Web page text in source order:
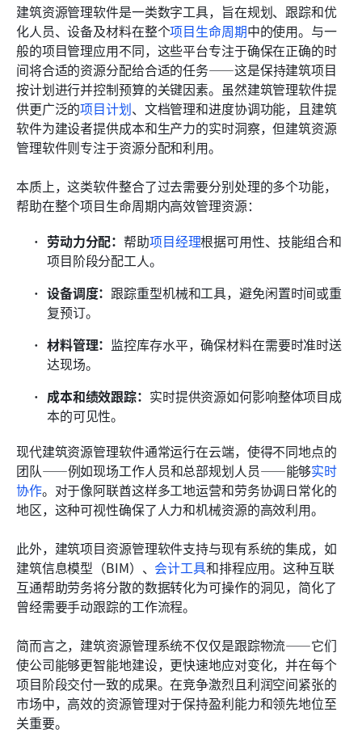
建筑资源管理软件是一类数字工具，旨在规划、跟踪和优
化人员、设备及材料在整个项目生命周期中的使用。与一
般的项目管理应用不同，这些平台专注于确保在正确的时
间将合适的资源分配给合适的任务——这是保持建筑项目
按计划进行并控制预算的关键因素。虽然建筑管理软件提
供更广泛的项目计划、文档管理和进度协调功能，且建筑
软件为建设者提供成本和生产力的实时洞察，但建筑资源
管理软件则专注于资源分配和利用。
本质上，这类软件整合了过去需要分别处理的多个功能，
帮助在整个项目生命周期内高效管理资源：
劳动力分配：帮助项目经理根据可用性、技能组合和
项目阶段分配工人。
设备调度：跟踪重型机械和工具，避免闲置时间或重
复预订。
材料管理： 监控库存水平，确保材料在需要时准时送
达现场。
成本和绩效跟踪： 实时提供资源如何影响整体项目成
本的可见性。
现代建筑资源管理软件通常运行在云端，使得不同地点的
团队——例如现场工作人员和总部规划人员——能够实时
协作。对于像阿联酋这样多工地运营和劳务协调日常化的
地区，这种可视性确保了人力和机械资源的高效利用。
此外，建筑项目资源管理软件支持与现有系统的集成，如
建筑信息模型（BIM）、 会计工具和排程应用。这种互联
互通帮助劳务将分散的数据转化为可操作的洞见，简化了
曾经需要手动跟踪的工作流程。
简而言之，建筑资源管理系统不仅仅是跟踪物流——它们
使公司能够更智能地建设，更快速地应对变化，并在每个
项目阶段交付一致的成果。在竞争激烈且利润空间紧张的
市场中，高效的资源管理对于保持盈利能力和领先地位至
关重要。